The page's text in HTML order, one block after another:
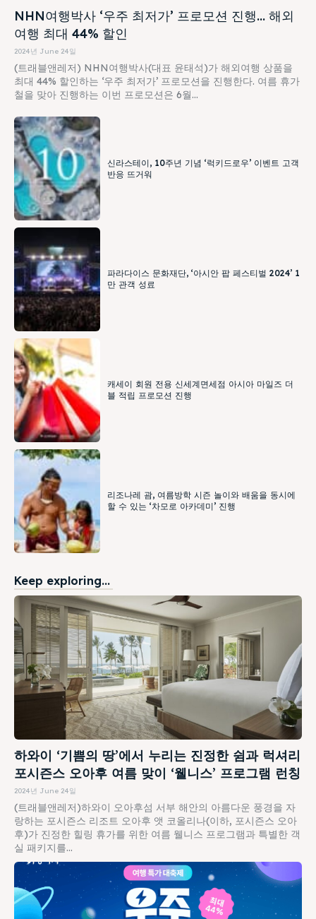
NHN여행박사 ‘우주 최저가’ 프로모션 진행… 해외
여행 최대 44% 할인
2024년 June 24일
(트래블앤레저) NHN여행박사(대표 윤태석)가 해외여행 상품을
최대 44% 할인하는 ‘우주 최저가’ 프로모션을 진행한다. 여름 휴가
철을 맞아 진행하는 이번 프로모션은 6월...
신라스테이, 10주년 기념 ‘럭키드로우’ 이벤트 고객
반응 뜨거워
파라다이스 문화재단, ‘아시안 팝 페스티벌 2024’ 1
만 관객 성료
캐세이 회원 전용 신세계면세점 아시아 마일즈 더
블 적립 프로모션 진행
리조나레 괌, 여름방학 시즌 놀이와 배움을 동시에
할 수 있는 ‘차모로 아카데미’ 진행
Keep exploring...
하와이 ‘기쁨의 땅’에서 누리는 진정한 쉼과 럭셔리
포시즌스 오아후 여름 맞이 ‘웰니스’ 프로그램 런칭
2024년 June 24일
(트래블앤레저)하와이 오아후섬 서부 해안의 아름다운 풍경을 자
랑하는 포시즌스 리조트 오아후 앳 코올리나(이하, 포시즌스 오아
후)가 진정한 힐링 휴가를 위한 여름 웰니스 프로그램과 특별한 객
실 패키지를...